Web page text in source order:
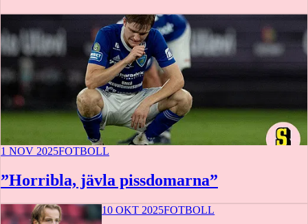
1 NOV 2025FOTBOLL
”Horribla, jävla pissdomarna”
10 OKT 2025FOTBOLL